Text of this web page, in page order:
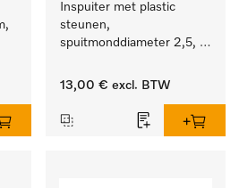
Inspuiter met plastic
steunen,
spuitmonddiameter 2,5,
13,00 € excl. BTW